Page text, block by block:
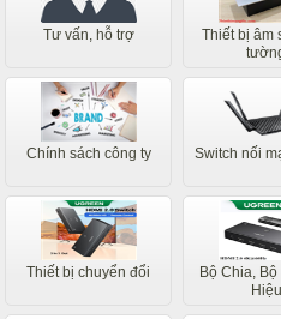
Tư vấn, hỗ trợ
Thiết bị âm
Chính sách công ty Switch nối
Thiết bị chuyển đổi
Bộ Chia, Bộ
Hiệu